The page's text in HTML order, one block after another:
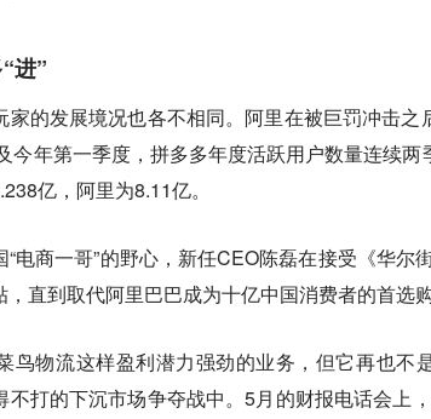
进”
家的发展境况也各不相同。阿里在被巨罚冲击之
今年第一季度，拼多多年度活跃用户数量连续
亿，阿里为8.11亿。
电商一哥”的野心，新任CEO陈磊在接受《华尔
直到取代阿里巴巴成为十亿中国消费者的首选
鸟物流这样盈利潜力强劲的业务，但它再也不
打的下沉市场争夺战中。5月的财报电话会上